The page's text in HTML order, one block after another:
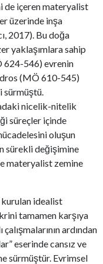
de içeren materyalist
üzerinde inşa
2017). Bu doğa
yaklaşımlara sahip
624-546) evrenin
(MÖ 610-545)
sürmüştü.
nicelik-nitelik
süreçler içinde
oluşun
sürekli değişimine
materyalist zemine
idealist
tamamen karşıya
ardından
eserinde cansız ve
sürmüştür. Evrimsel